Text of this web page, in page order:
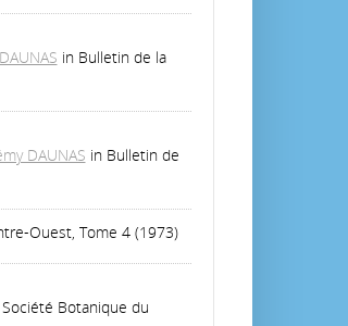
in Bulletin de la
DAUNAS in Bulletin de
Ouest, Tome 4 (1973)
Botanique du